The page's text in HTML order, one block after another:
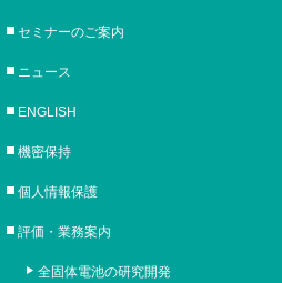
セミナーのご案内
ニュース
ENGLISH
機密保持
個人情報保護
評価・業務案内
全固体電池の研究開発